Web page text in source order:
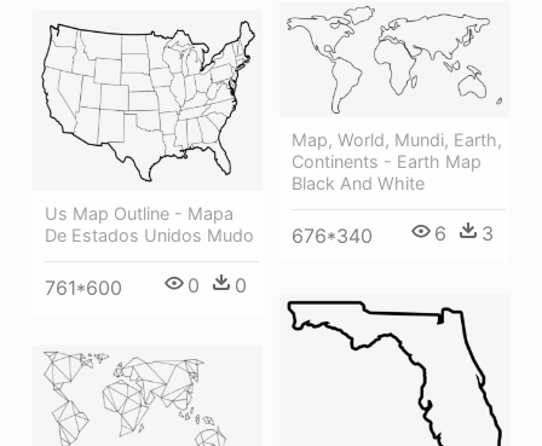
Map, World, Mundi, Earth,
Continents - Earth Map
Black And White
676*340 6 3
Us Map Outline - Mapa
De Estados Unidos Mudo
761*600 0 0